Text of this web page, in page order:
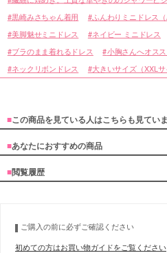
黒崎みさちゃん着用 ふんわりミニドレス（
美脚魅せミニドレス ネイビー ミニドレス
ブラのまま着れるドレス
小胸さんへオス
ネックリボンドレス
大きいサイズ（XXL
■この商品を見ている人はこちらも見てい
■あなたにおすすめの商品
■閲覧履歴
ご購入の前に必ずご確認ください
初めての方はお買い物ガイドをご覧ください